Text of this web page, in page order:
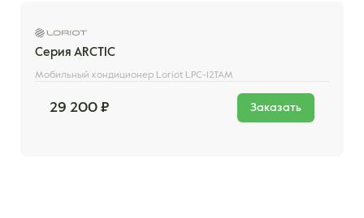
Серия ARCTIC
Мобильный кондиционер Loriot LPC-12TAM
29 200 ₽ Заказать